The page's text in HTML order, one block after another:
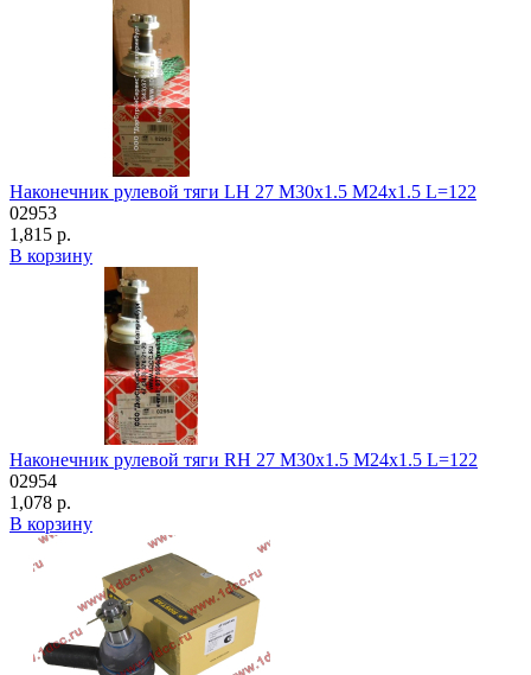
Наконечник рулевой тяги LH 27 M30x1.5 M24x1.5 L=122
02953
1,815 р.
В корзину
Наконечник рулевой тяги RH 27 M30x1.5 M24x1.5 L=122
02954
1,078 р.
В корзину